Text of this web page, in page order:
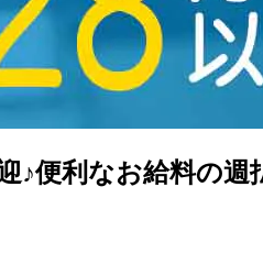
♪便利なお給料の